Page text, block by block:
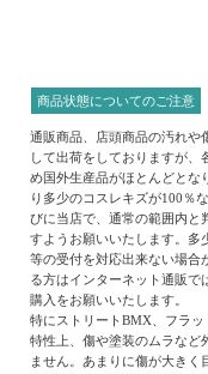
商品状態についてのご注意
通販商品、店頭商品の汚れや
して出荷をしておりますが、
め国外生産品がほとんどとな
り多少のコスレキズが100％
びに当店で、通常の範囲内と
すようお願いいたします。多
等の受付を対応出来ない場合
る方はインターネット通販で
購入をお願いいたします。
特にストリートBMX、フラ
特性上、傷や塗装のムラなど
ません。あまりに傷が大きく